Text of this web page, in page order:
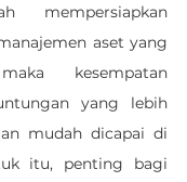
mempersiapkan
aset yang
kesempatan
yang lebih
mudah dicapai di
itu, penting bagi